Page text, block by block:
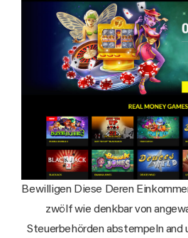
Bewilligen Diese Deren
zwölf wie denkbar von
Steuerbehörden abstempeln and